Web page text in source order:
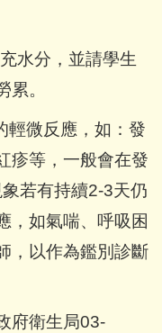
水分，並請學生
。
輕微反應，如：發
疹等，一般會在發
若有持續2-3天仍
，如氣喘、呼吸困
，以作為鑑別診斷
府衛生局03-